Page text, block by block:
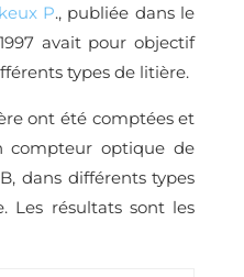
P., publiée dans le
avait pour objectif
types de litière.
ont été comptées et
compteur optique de
dans différents types
Les résultats sont les